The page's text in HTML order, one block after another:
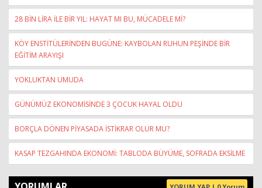
28 BİN LİRA İLE BİR YIL: HAYAT MI BU, MÜCADELE Mİ?
KÖY ENSTİTÜLERİNDEN BUGÜNE: KAYBOLAN RUHUN PEŞİNDE BİR
EĞİTİM ARAYIŞI
YOKLUKTAN UMUDA
GÜNÜMÜZ EKONOMİSİNDE 3 ÇOCUK HAYAL OLDU
BORÇLA DÖNEN PİYASADA İSTİKRAR OLUR MU?
KASAP TEZGAHINDA EKONOMİ: TABLODA BÜYÜME, SOFRADA EKSİLME